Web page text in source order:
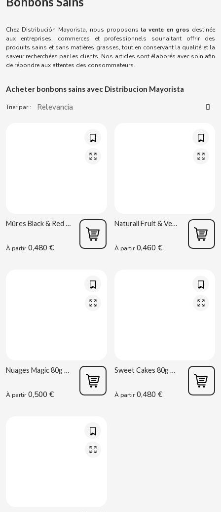
Snacks - Salé
Anacardos al por mayor
Parapharmacie
Vibrateurs
ABS
Consommables pour distributrices
ADRIEN LASTIC
ALEDA
AMSTEL
B
BAZOOKA CANDY
BECO
Chez Distribución Mayorista, nous proposons la vente en gros destinée
aux entreprises, commerces et professionnels souhaitant offrir des
produits sains et sans matières grasses, tout en conservant la qualité et la
saveur recherchées par les clients. Nos articles sont élaborés avec soin afin
de répondre aux attentes des consommateurs.
Acheter bonbons sains avec Distribucion Mayorista
Trier par :
Mûres Black & Red 100g Vidal
À partir0,480 €
Naturall Fruit & Veggie 60g Brillo Vidal
À partir0,460 €
Nuages Magic 80g Fini
À partir0,500 €
Sweet Cakes 80g Vidal
À partir0,480 €